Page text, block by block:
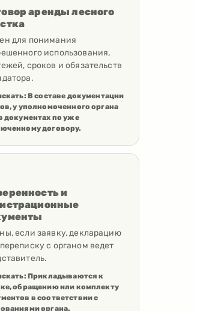
аренды лесного
для понимания
использования,
сроков и обязательств
В составе документации
у уполномоченного органа
документах по уже
договору.
и
если заявку, декларацию
с органом ведет
Прикладываются к
обращению или комплекту
в соответствии с
органа.